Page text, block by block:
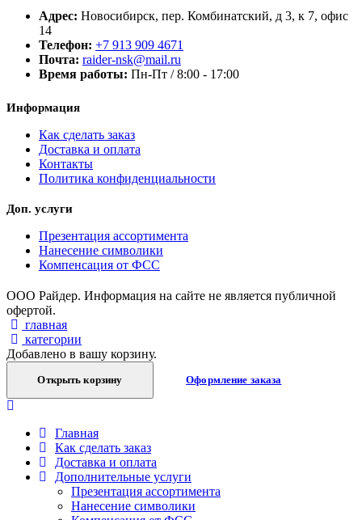
Адрес: Новосибирск, пер. Комбинатский, д 3, к 7, офис
14
Телефон: +7 913 909 4671
Почта: raider-nsk@mail.ru
Время работы: Пн-Пт / 8:00 - 17:00
Информация
Как сделать заказ
Доставка и оплата
Контакты
Политика конфиденциальности
Доп. услуги
Презентация ассортимента
Нанесение символики
Компенсация от ФСС
ООО Райдер. Информация на сайте не является публичной
офертой.
главная
категории
Добавлено в вашу корзину.
Открыть корзину Оформление заказа
Главная
Как сделать заказ
Доставка и оплата
Дополнительные услуги
Презентация ассортимента
Нанесение символики